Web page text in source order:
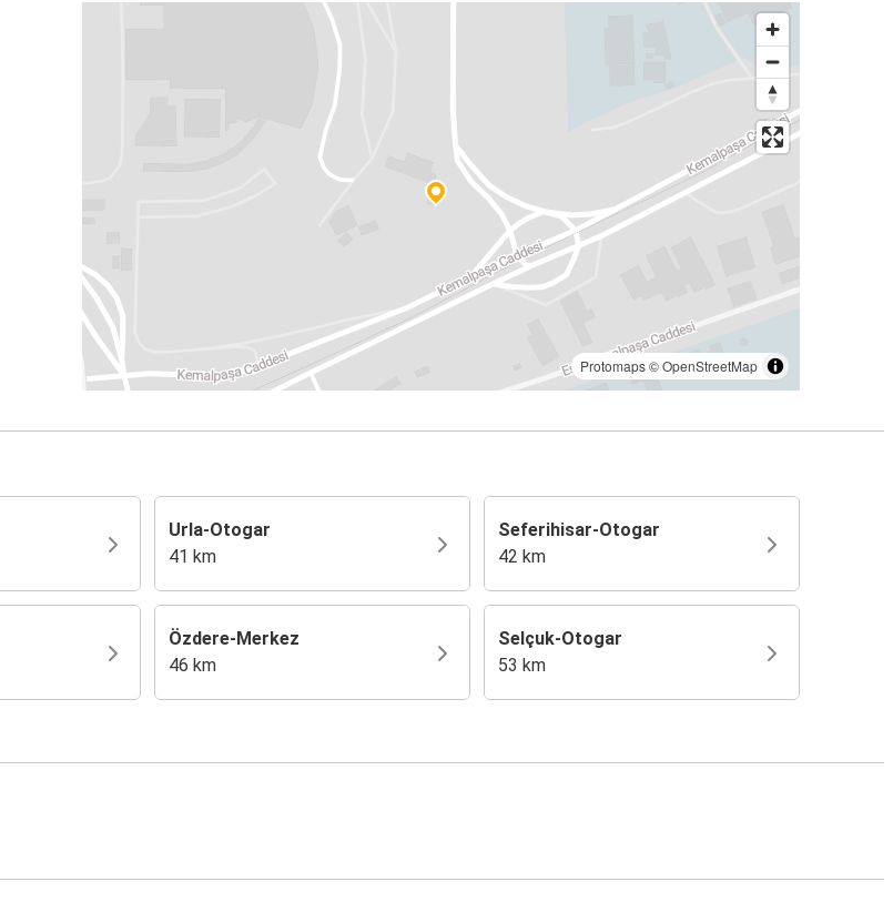
Protomaps©OpenStreetMap
Urla-Otogar
41 km
Seferihisar-Otogar
42 km
Özdere-Merkez
46 km
Selçuk-Otogar
53 km